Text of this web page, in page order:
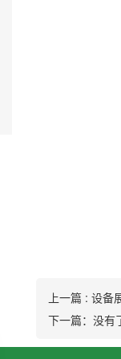
上一篇 : 设备
下一篇：没有